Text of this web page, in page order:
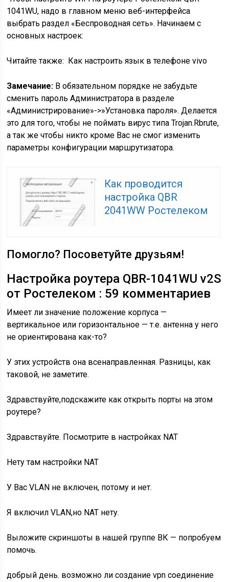
1041WU, надо в главном меню веб-интерфейса
выбрать раздел «Беспроводная сеть». Начинаем с
основных настроек:
Читайте также: Как настроить язык в телефоне vivo
Замечание: В обязательном порядке не забудьте
сменить пароль Администратора в разделе
«Администрирование»->»Установка пароля». Делается
это для того, чтобы не поймать вирус типа Trojan.Rbrute,
а так же чтобы никто кроме Вас не смог изменить
параметры конфигурации маршрутизатора.
Как проводится
настройка QBR
2041WW Ростелеком
Помогло? Посоветуйте друзьям!
Настройка роутера QBR-1041WU v2S
от Ростелеком : 59 комментариев
Имеет ли значение положение корпуса —
вертикальное или горизонтальное — т.е. антенна у него
не ориентирована как-то?
У этих устройств она всенаправленная. Разницы, как
таковой, не заметите.
Здравствуйте,подскажите как открыть порты на этом
роутере?
Здравствуйте. Посмотрите в настройках NAT
Нету там настройки NAT
У Вас VLAN не включен, потому и нет.
Я включил VLAN,но NAT нету.
Выложите скриншоты в нашей группе ВК — попробуем
помочь.
добрый день. возможно ли создание vpn соединение